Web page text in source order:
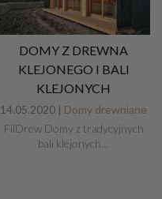
DOMY Z DREWNA
KLEJONEGO I BALI
KLEJONYCH
14.05.2020 | Domy drewniane
FilDrew Domy z tradycyjnych
bali klejonych…